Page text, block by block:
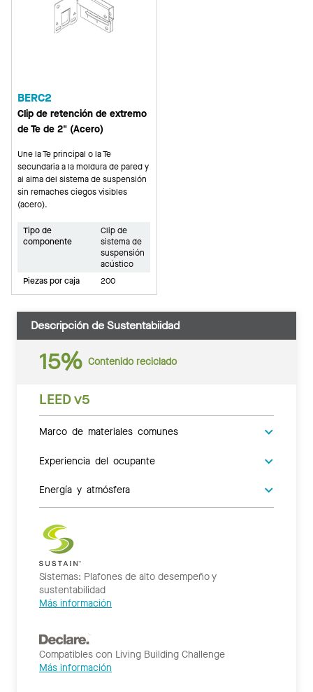
BERC2
Clip de retención de extremo
de Te de 2" (Acero)
Une la Te principal o la Te
secundaria a la moldura de pared y
al alma del sistema de suspensión
sin remaches ciegos visibles
(acero).
Tipo de
componente
Clip de
sistema de
suspensión
acústico
Piezas por caja
200
Descripción de Sustentabiidad
15% Contenido reciclado
LEED v5
Marco de materiales comunes
Experiencia del ocupante
Energía y atmósfera
Sistemas: Plafones de alto desempeño y
sustentabilidad
Más información
Compatibles con Living Building Challenge
Más información